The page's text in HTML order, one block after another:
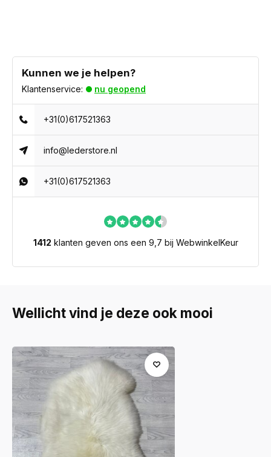
Kunnen we je helpen?
Klantenservice: nu geopend
+31(0)617521363
info@lederstore.nl
+31(0)617521363
1412 klanten geven ons een 9,7 bij WebwinkelKeur
Wellicht vind je deze ook mooi